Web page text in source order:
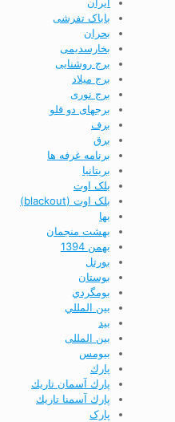
باباک تفرشی
بحران
بخارسدیمی
برج روشنایی
برج ميلاد
برج نوری
برجهای دو قلو
برف
برق
برنامه غرفه ها
بريتانيا
بلک اوت
بلک اوت (blackout)
بها
بهشت منجمان
بهمن 1394
بورتل
بوستان
بومگردي
بين المللي
بید
بین المللی
بیومس
پارك
پارك آسمان تاريك
پارك آسمنا تاريك
پارک